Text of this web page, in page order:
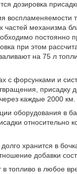
дозировка
воспламеняемости
частей механизма
постоянно
при этом
на 75 л
с форсунками и
присадку
каждые 2000 км.
оборудования в
относительно
хранится в
добавки
топливо в любое